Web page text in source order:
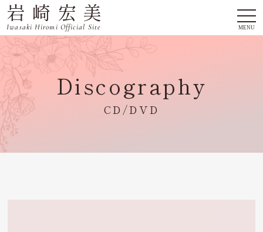
岩崎宏美
Iwasaki Hiromi Official Site MENU
Discography
CD/DVD